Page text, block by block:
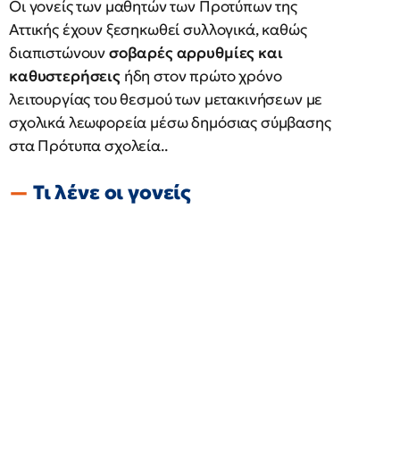
Οι γονείς των μαθητών των Προτύπων της
Αττικής έχουν ξεσηκωθεί συλλογικά, καθώς
διαπιστώνουνσοβαρές αρρυθμίες και
καθυστερήσειςήδη στον πρώτο χρόνο
λειτουργίας του θεσμού των μετακινήσεων με
σχολικά λεωφορεία μέσω δημόσιας σύμβασης
στα Πρότυπα σχολεία..
Τι λένε οι γονείς